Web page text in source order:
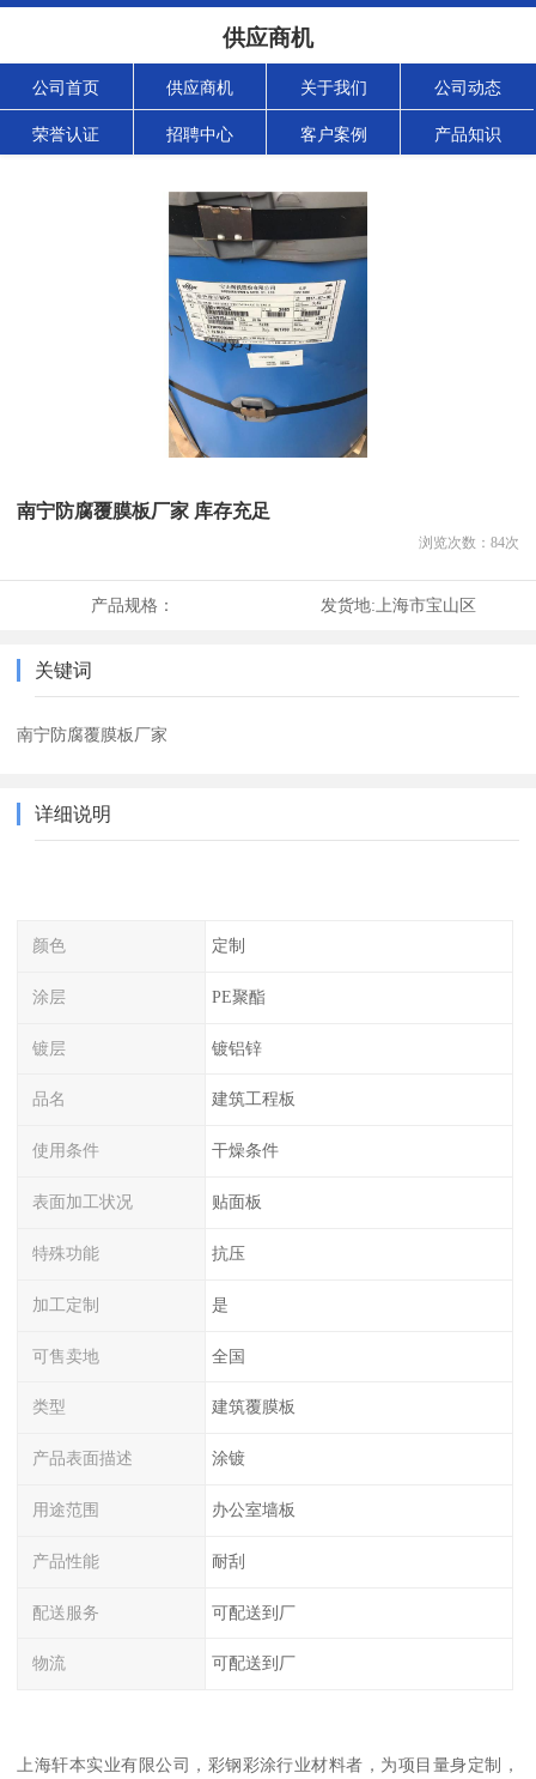
供应商机
公司首页 供应商机 关于我们 公司动态
荣誉认证 招聘中心 客户案例 产品知识
南宁防腐覆膜板厂家 库存充足
浏览次数： 84次
产品规格： 发货地: 上海市宝山区
关键词
南宁防腐覆膜板厂家
详细说明
颜色 定制
涂层 PE聚酯
镀层 镀铝锌
品名 建筑工程板
使用条件 干燥条件
表面加工状况 贴面板
特殊功能 抗压
加工定制 是
可售卖地 全国
类型 建筑覆膜板
产品表面描述 涂镀
用途范围 办公室墙板
产品性能 耐刮
配送服务 可配送到厂
物流 可配送到厂
上海轩本实业有限公司，彩钢彩涂行业材料者，为项目量身定制，